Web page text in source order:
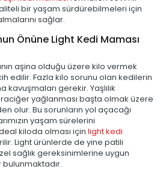
bir yaşam sürdürebilmeleri için
sağlar.
Önüne Light Kedi Maması
aşina olduğu üzere kilo vermek
edilir. Fazla kilo sorunu olan kedilerin
gerekir. Yaşlılık
yağlanması başta olmak üzere
olur. Bu sorunların yol açacağı
yaşam sürelerini
kiloda olması için light kedi
Light ürünlerde de yine patili
sağlık gereksinimlerine uygun